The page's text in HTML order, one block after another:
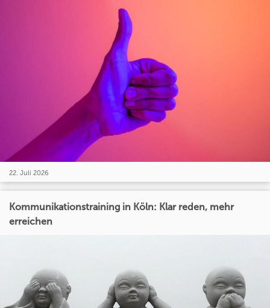
22. Juli 2026
Kommunikationstraining in Köln: Klar reden, mehr
erreichen